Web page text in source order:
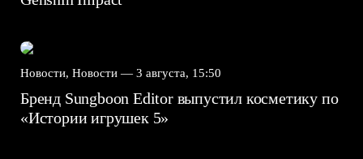
Новости, Новости — 3 августа, 15:50
Бренд Sungboon Editor выпустил косметику по
«Истории игрушек 5»